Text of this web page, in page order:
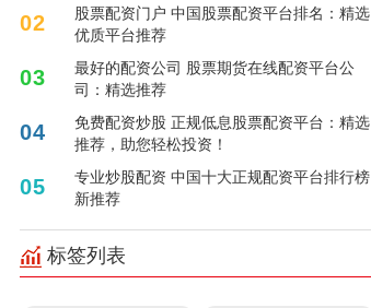
02
股票配资门户 中国股票配资平台排名：精选
优质平台推荐
03
最好的配资公司 股票期货在线配资平台公
司：精选推荐
04
免费配资炒股 正规低息股票配资平台：精选
推荐，助您轻松投资！
05
专业炒股配资 中国十大正规配资平台排行榜
新推荐
标签列表